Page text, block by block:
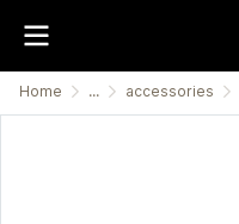
Home ... accessories